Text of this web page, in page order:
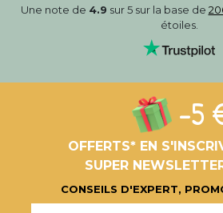
Une note de 4.9 sur 5 sur la base de
étoiles.
-5
OFFERTS* EN
SUPER
CONSEILS D'EXPERT,